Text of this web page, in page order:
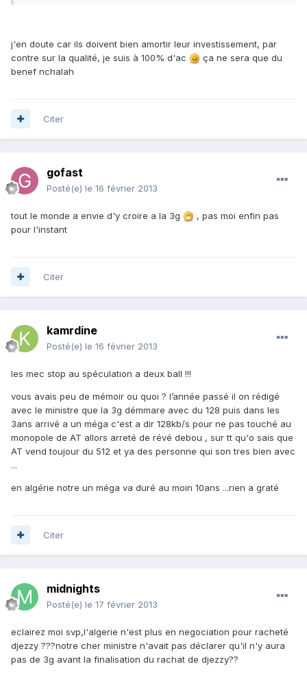
j'en doute car ils doivent bien amortir leur investissement, par
contre sur la qualité, je suis à 100% d'ac
ça ne sera que du
benef nchalah
Citer
gofast
Posté(e) le 16 février 2013
tout le monde a envie d'y croire a la 3g
, pas moi enfin pas
pour l'instant
Citer
kamrdine
Posté(e) le 16 février 2013
les mec stop au spéculation a deux ball !!!
vous avais peu de mémoir ou quoi ? l’année passé il on rédigé
avec le ministre que la 3g démmare avec du 128 puis dans les
3ans arrivé a un méga c'est a dir 128kb/s pour ne pas touché au
monopole de AT allors arreté de révé debou , sur tt qu'o sais que
AT vend toujour du 512 et ya des personne qui son tres bien avec
...
en algérie notre un méga va duré au moin 10ans ...rien a graté
Citer
midnights
Posté(e) le 17 février 2013
eclairez moi svp,l'algerie n'est plus en negociation pour racheté
djezzy ???notre cher ministre n'avait pas déclarer qu'il n'y aura
pas de 3g avant la finalisation du rachat de djezzy??